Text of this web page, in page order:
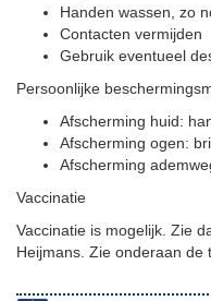
Handen wassen, zo
Contacten vermijden
Gebruik eventueel
Persoonlijke
Afscherming huid:
Afscherming ogen:
Afscherming
Vaccinatie
Vaccinatie is mogelijk. Zie
Heijmans. Zie onderaan de